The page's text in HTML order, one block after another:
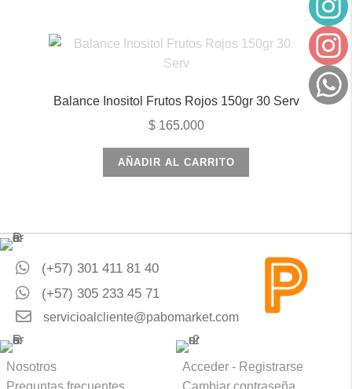
Balance Inositol Frutos Rojos 150gr 30 Serv
$165.000
AÑADIR AL CARRITO
(+57) 301 411 81 40
(+57) 305 233 45 71
servicioalcliente@pabomarket.com
Nosotros
Preguntas frecuentes
Acceder - Registrarse
Cambiar contraseña